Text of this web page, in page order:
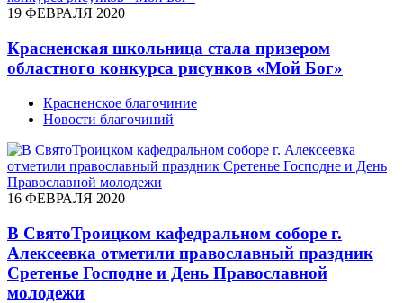
19 ФЕВРАЛЯ 2020
Красненская школьница стала призером
областного конкурса рисунков «Мой Бог»
Красненское благочиние
Новости благочиний
16 ФЕВРАЛЯ 2020
В СвятоТроицком кафедральном соборе г.
Алексеевка отметили православный праздник
Сретенье Господне и День Православной
молодежи